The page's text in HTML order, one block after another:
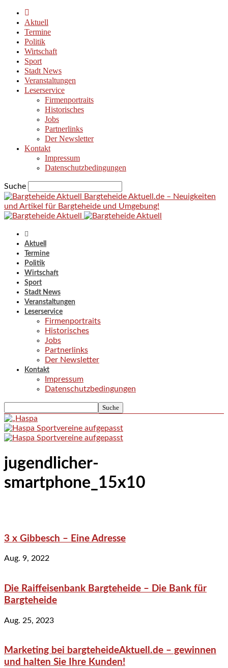
Aktuell
Termine
Politik
Wirtschaft
Sport
Stadt News
Veranstaltungen
Leserservice
Firmenportraits
Historisches
Jobs
Partnerlinks
Der Newsletter
Kontakt
Impressum
Datenschutzbedingungen
Suche
Bargteheide Aktuell.de – Neuigkeiten
und Artikel für Bargteheide und Umgebung!
Aktuell
Termine
Politik
Wirtschaft
Sport
Stadt News
Veranstaltungen
Leserservice
Firmenportraits
Historisches
Jobs
Partnerlinks
Der Newsletter
Kontakt
Impressum
Datenschutzbedingungen
jugendlicher-
smartphone_15x10
3 x Gibbesch – Eine Adresse
Aug. 9, 2022
Die Raiffeisenbank Bargteheide – Die Bank für
Bargteheide
Aug. 25, 2023
Marketing bei bargteheideAktuell.de – gewinnen
und halten Sie Ihre Kunden!